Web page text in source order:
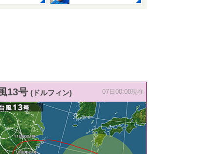
13号 (ドルフィン) 07日00:00現在